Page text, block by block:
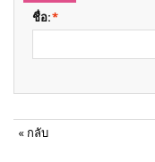
*
ชื่อ:
« กลับ